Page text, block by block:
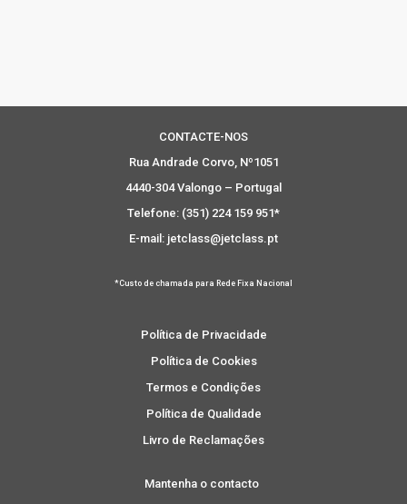
CONTACTE-NOS
Rua Andrade Corvo, Nº1051
4440-304 Valongo – Portugal
Telefone: (351) 224 159 951*
E-mail: jetclass@jetclass.pt
*Custo de chamada para Rede Fixa Nacional
Política de Privacidade
Política de Cookies
Termos e Condições
Política de Qualidade
Livro de Reclamações
Mantenha o contacto